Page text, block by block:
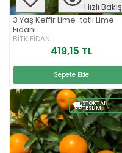
Hızlı Bakış
3 Yaş Keffir Lime-tatlı Lime
Fidanı
BİTKİFİDAN
419,15 TL
Sepete Ekle
STOKTAN
TESLIM